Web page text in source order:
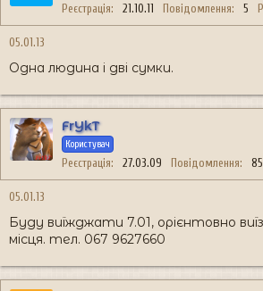
Реєстрація 21.10.11 Повідомлення 5
05.01.13
Одна людина і дві сумки.
FrYkT
Користувач
Реєстрація 27.03.09 Повідомлення 85
05.01.13
Буду виїжджати 7.01, орієнтовно
місця. тел. 067 9627660